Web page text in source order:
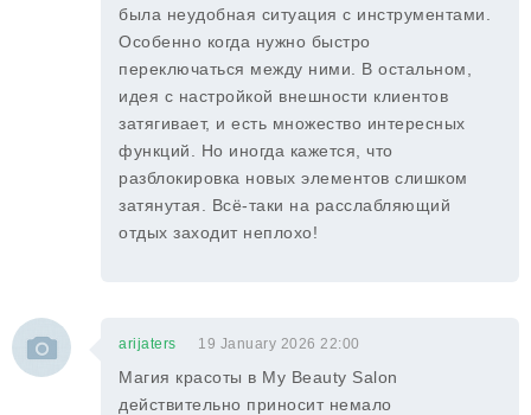
была неудобная ситуация с инструментами.
Особенно когда нужно быстро
переключаться между ними. В остальном,
идея с настройкой внешности клиентов
затягивает, и есть множество интересных
функций. Но иногда кажется, что
разблокировка новых элементов слишком
затянутая. Всё-таки на расслабляющий
отдых заходит неплохо!
arijaters 19 January 2026 22:00
Магия красоты в My Beauty Salon
действительно приносит немало